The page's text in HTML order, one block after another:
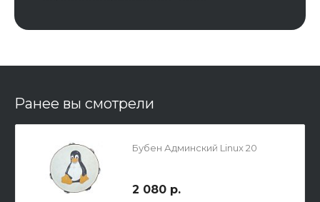
Ранее вы смотрели
Бубен Админский Linux 20
2 080 р.